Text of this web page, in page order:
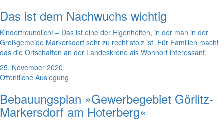
Das ist dem Nachwuchs wichtig
Kinderfreundlich! – Das ist eine der Eigenheiten, in der man in der
Großgemeide Markersdorf sehr zu recht stolz ist. Für Familien macht
das die Ortschaften an der Landeskrone als Wohnort interessant.
25. November 2020
Öffentliche Auslegung
Bebauungsplan »Gewerbegebiet Görlitz-
Markersdorf am Hoterberg«